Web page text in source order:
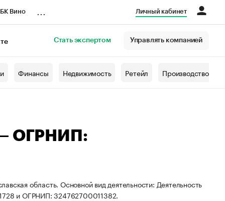
Вино Личный кабинет
Стать экспертом Управлять компанией
Финансы Недвижимость Ретейл Производство
— ОГРНИП:
область. Основной вид деятельности: Деятельность
и ОГРНИП: 324762700011382.